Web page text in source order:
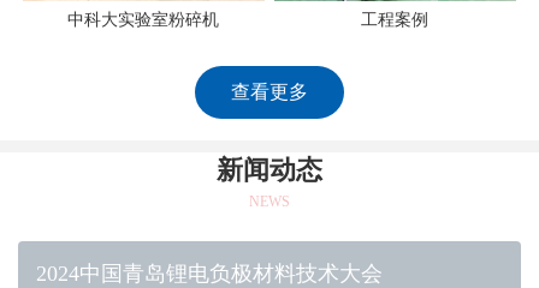
中科大实验室粉碎机 工程案例
查看更多
新闻动态
NEWS
2024中国青岛锂电负极材料技术大会